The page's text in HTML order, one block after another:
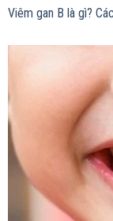
Viêm gan B là gì?